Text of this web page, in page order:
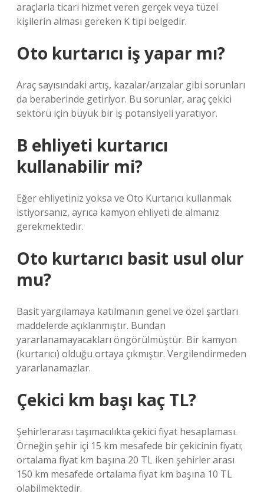
araçlarla ticari hizmet veren gerçek veya tüzel
kişilerin alması gereken K tipi belgedir.
Oto kurtarıcı iş yapar mı?
Araç sayısındaki artış, kazalar/arızalar gibi sorunları
da beraberinde getiriyor. Bu sorunlar, araç çekici
sektörü için büyük bir iş potansiyeli yaratıyor.
B ehliyeti kurtarıcı
kullanabilir mi?
Eğer ehliyetiniz yoksa ve Oto Kurtarıcı kullanmak
istiyorsanız, ayrıca kamyon ehliyeti de almanız
gerekmektedir.
Oto kurtarıcı basit usul olur
mu?
Basit yargılamaya katılmanın genel ve özel şartları
maddelerde açıklanmıştır. Bundan
yararlanamayacakları öngörülmüştür. Bir kamyon
(kurtarıcı) olduğu ortaya çıkmıştır. Vergilendirmeden
yararlanamazlar.
Çekici km başı kaç TL?
Şehirlerarası taşımacılıkta çekici fiyat hesaplaması.
Örneğin şehir içi 15 km mesafede bir çekicinin fiyatı;
ortalama fiyat km başına 20 TL iken şehirler arası
150 km mesafede ortalama fiyat km başına 10 TL
olabilmektedir.